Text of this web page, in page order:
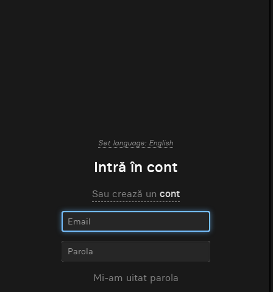
Set language: English
Intră în cont
Sau crează un cont
Mi-am uitat parola